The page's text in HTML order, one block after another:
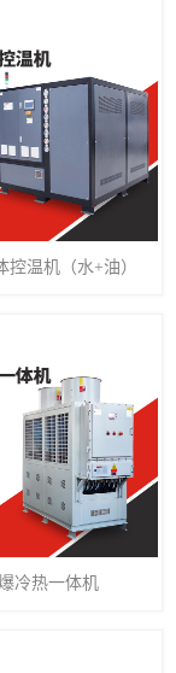
控温机（水+油）
冷热一体机